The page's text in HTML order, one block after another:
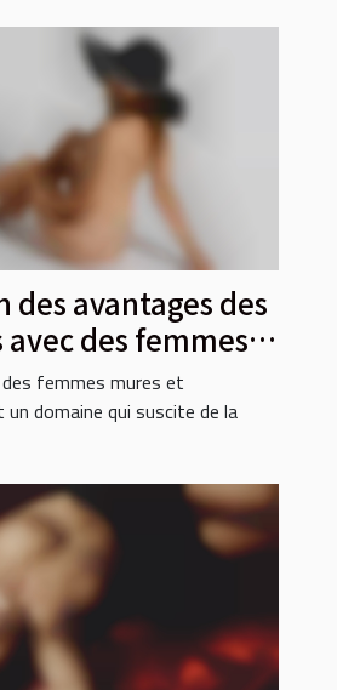
des avantages des
des femmes
femmes mures et
domaine qui suscite de la